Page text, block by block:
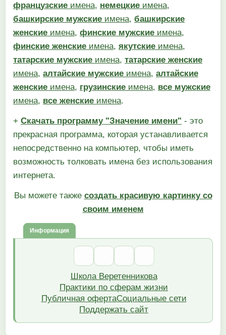
французские имена, немецкие имена,
башкирские мужские имена, башкирские
женские имена, финские мужские имена,
финские женские имена, якутские имена,
татарские мужские имена, татарские женские
имена, алтайские мужские имена, алтайские
женские имена, грузинские имена, все мужские
имена, все женские имена.
+ Скачать программу "Значение имени" - это
прекрасная программа, которая устанавливается
непосредственно на компьютер, чтобы иметь
возможность толковать имена без использования
интернета.
Вы можете также создать красивую картинку со
своим именем
Информация
Школа Веретенникова
Практики по сферам жизни
Публичная офертаСоциальные сети
Поддержать сайт